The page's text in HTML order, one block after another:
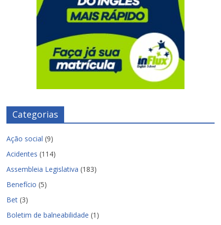
Categorias
Ação social (9)
Acidentes (114)
Assembleia Legislativa (183)
Benefício (5)
Bet (3)
Boletim de balneabilidade (1)